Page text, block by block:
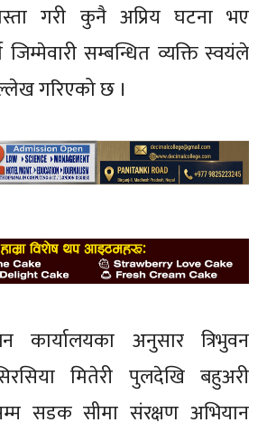
गरी कुनै अप्रिय घटना भए
सम्बन्धित व्यक्ति स्वयंले
गरिएको छ ।
कार्यालयका अनुसार त्रिभुवन
मितेरी पुलदेखि बहुअरी
सडक सीमा संरक्षण अभियान